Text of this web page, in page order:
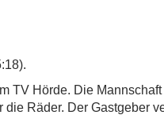
TV Hörde. Die
Räder. Der Gastgeber